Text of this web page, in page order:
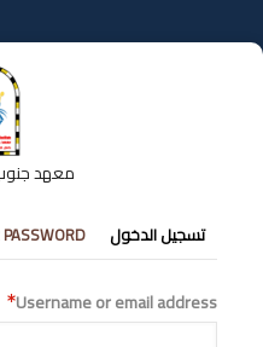
إلى
المحتوى
معهد
التبويبات
الأساسية
تسجيل الدخول PASSWORD
Username or email address